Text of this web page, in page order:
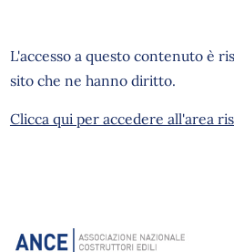
L'accesso a questo contenuto è
sito che ne hanno diritto.
Clicca qui per accedere all'area